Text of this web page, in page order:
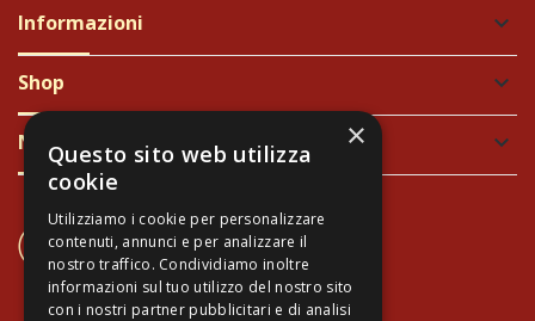
Informazioni keyboard_arrow_down
Shop keyboard_arrow_down
Newsletter keyboard_arrow_down
CONTATTACI
+39 337 689965
×
Questo sito web utilizza
cookie
Utilizziamo i cookie per personalizzare
contenuti, annunci e per analizzare il
nostro traffico. Condividiamo inoltre
informazioni sul tuo utilizzo del nostro sito
con i nostri partner pubblicitari e di analisi